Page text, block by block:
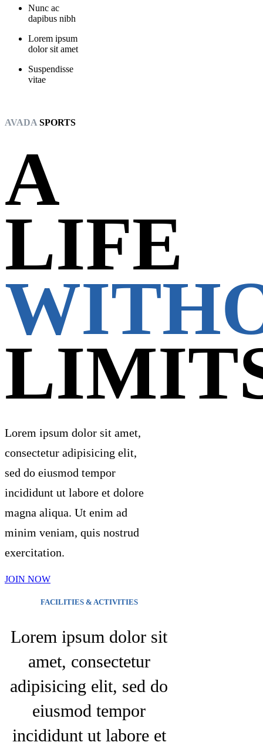
Nunc ac
dapibus nibh
Lorem ipsum
dolor sit amet
Suspendisse
vitae
AVADASPORTS
A
LIFE
Lorem ipsum dolor sit amet,
consectetur adipisicing elit,
sed do eiusmod tempor
incididunt ut labore et dolore
magna aliqua. Ut enim ad
minim veniam, quis nostrud
exercitation.
JOIN NOW
FACILITIES & ACTIVITIES
Lorem ipsum dolor sit
amet, consectetur
adipisicing elit, sed do
eiusmod tempor
incididunt ut labore et